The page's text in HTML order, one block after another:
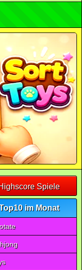
Spiele
im Monat